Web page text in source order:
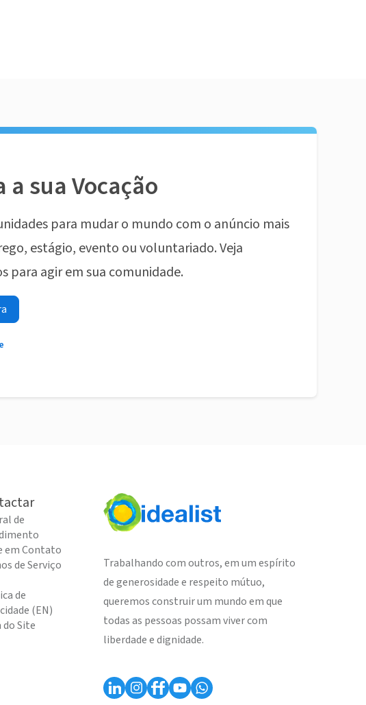
a sua Vocação
para mudar o mundo com o anúncio mais
estágio, evento ou voluntariado. Veja
para agir em sua comunidade.
de
em Contato
de Serviço
de
(EN)
do Site
Trabalhando com outros, em um espírito
de generosidade e respeito mútuo,
queremos construir um mundo em que
todas as pessoas possam viver com
liberdade e dignidade.